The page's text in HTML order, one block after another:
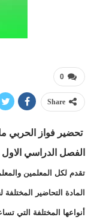
0
Share
تحضير فواز الحربي
الفصل الدراسي الاول 1443 هـ
تقدم لكل المعلمين
المادة التحاضير
أنواعها المختلفة التي